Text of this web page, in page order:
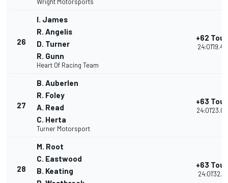
26
I. James
R. Angelis
D. Turner
R. Gunn
Heart Of Racing Team
+62
27
B. Auberlen
R. Foley
A. Read
C. Herta
Turner Motorsport
+63
28
M. Root
C. Eastwood
B. Keating
+63